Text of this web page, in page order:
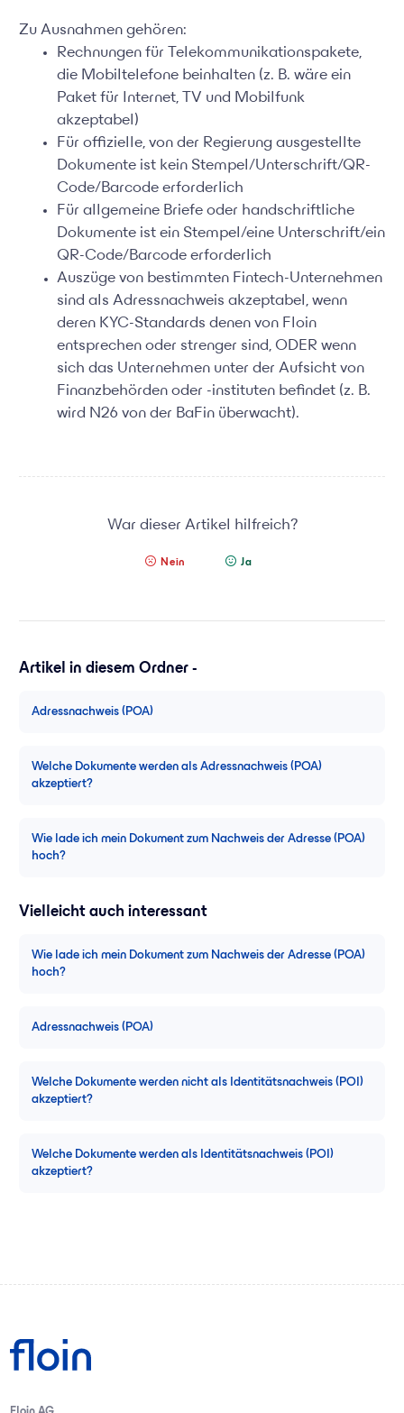
Zu Ausnahmen gehören:
Rechnungen für Telekommunikationspakete,
die Mobiltelefone beinhalten (z. B. wäre ein
Paket für Internet, TV und Mobilfunk
akzeptabel)
Für offizielle, von der Regierung ausgestellte
Dokumente ist kein Stempel/Unterschrift/QR-
Code/Barcode erforderlich
Für allgemeine Briefe oder handschriftliche
Dokumente ist ein Stempel/eine Unterschrift/ein
QR-Code/Barcode erforderlich
Auszüge von bestimmten Fintech-Unternehmen
sind als Adressnachweis akzeptabel, wenn
deren KYC-Standards denen von Floin
entsprechen oder strenger sind, ODER wenn
sich das Unternehmen unter der Aufsicht von
Finanzbehörden oder -instituten befindet (z. B.
wird N26 von der BaFin überwacht).
War dieser Artikel hilfreich?
Nein Ja
Artikel in diesem Ordner -
Adressnachweis (POA)
Welche Dokumente werden als Adressnachweis (POA)
akzeptiert?
Wie lade ich mein Dokument zum Nachweis der Adresse (POA)
hoch?
Vielleicht auch interessant
Wie lade ich mein Dokument zum Nachweis der Adresse (POA)
hoch?
Adressnachweis (POA)
Welche Dokumente werden nicht als Identitätsnachweis (POI)
akzeptiert?
Welche Dokumente werden als Identitätsnachweis (POI)
akzeptiert?